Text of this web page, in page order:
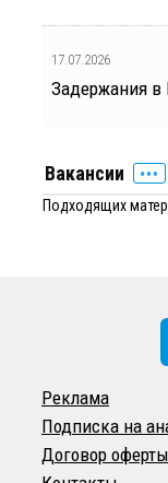
17.07.2026
Задержания в
Вакансии
Подходящих
Реклама
Подписка на
Договор оферты